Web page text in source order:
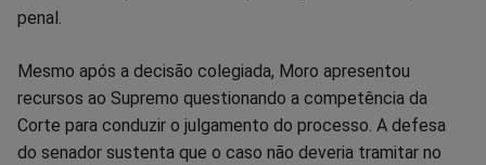
penal.
Mesmo após a decisão colegiada, Moro apresentou
recursos ao Supremo questionando a competência da
Corte para conduzir o julgamento do processo. A defesa
do senador sustenta que o caso não deveria tramitar no